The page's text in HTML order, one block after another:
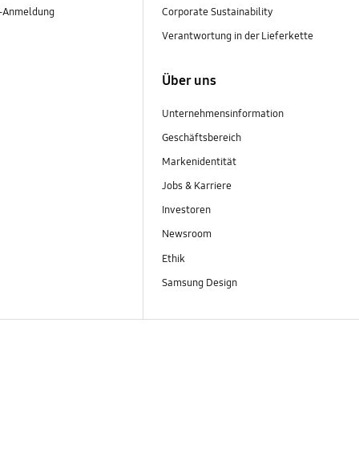
Corporate Sustainability
Verantwortung in der Lieferkette
Über uns
Unternehmensinformation
Geschäftsbereich
Markenidentität
Jobs & Karriere
Investoren
Newsroom
Ethik
Samsung Design